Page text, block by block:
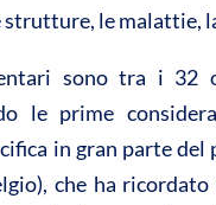
le malattie,
sono tra i 32
le prime
in gran parte del
che ha